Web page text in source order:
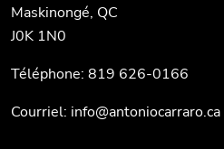
Maskinongé, QC
J0K 1N0
Téléphone: 819 626-0166
Courriel: info@antoniocarraro.ca